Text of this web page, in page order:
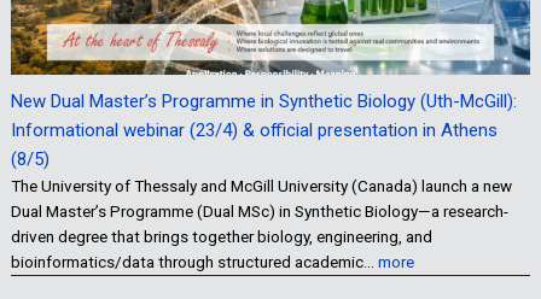
New Dual Master’s Programme in Synthetic Biology (Uth-McGill):
Informational webinar (23/4) & official presentation in Athens
(8/5)
The University of Thessaly and McGill University (Canada) launch a new
Dual Master’s Programme (Dual MSc) in Synthetic Biology—a research-
driven degree that brings together biology, engineering, and
bioinformatics/data through structured academic… more